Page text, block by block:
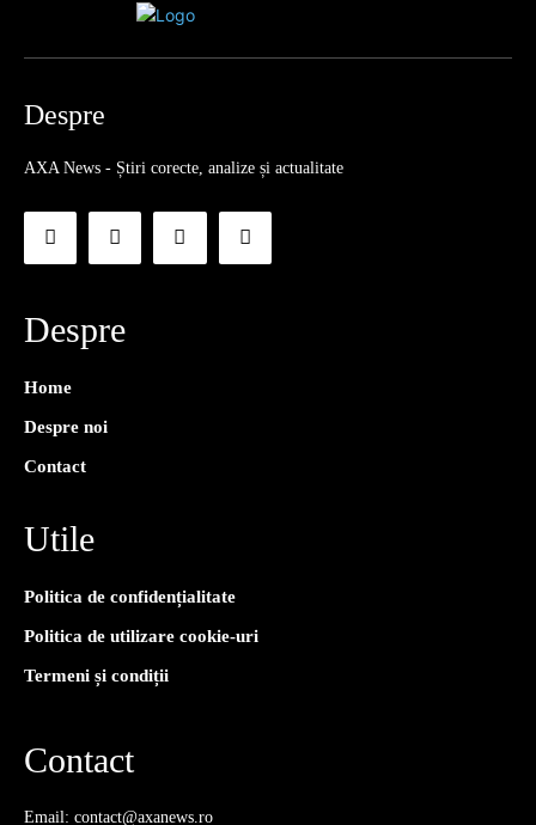
Despre
AXA News - Știri corecte, analize și actualitate
Despre
Home
Despre noi
Contact
Utile
Politica de confidențialitate
Politica de utilizare cookie-uri
Termeni și condiții
Contact
Email: contact@axanews.ro